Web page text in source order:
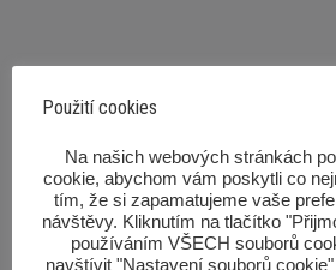
Použití cookies
‎Na našich webových stránkách
cookie, abychom vám poskytli co
tím, že si zapamatujeme vaše
návštěvy. Kliknutím na tlačítko
používáním VŠECH souborů
navštívit "Nastavení souborů